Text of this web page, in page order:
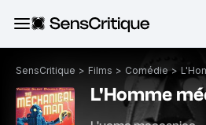
SensCritique > Films > Comédie >
L'Homme